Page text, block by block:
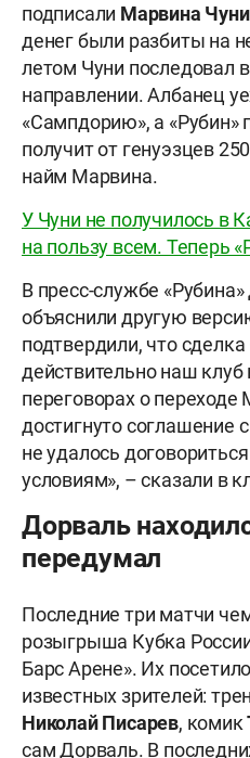
подписали Марвина Чуни
денег были разбиты на
летом Чуни последовал
направлении. Албанец
«Сампдорию», а
получит от генуэзцев
найм Марвина.
У Чуни не получилось в
на пользу всем. Теперь
В пресс-службе
объяснили другую
подтвердили, что
действительно наш клуб
переговорах о
достигнуто соглашение
не удалось
условиям», – сказали в
Дорваль
передумал
Последние три матчи
розыгрыша Кубка
Барс Арене». Их
известных зрителей:
Николай Писарев, комик
сам Дорваль. В